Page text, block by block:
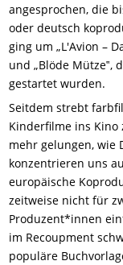
angesprochen, die
oder deutsch
ging um „L'Avion –
und „Blöde Mütze‟,
gestartet wurden.
Seitdem strebt
Kinderfilme ins
mehr gelungen, wie
konzentrieren uns
europäische
zeitweise nicht für
Produzent*innen
im Recoupment
populäre